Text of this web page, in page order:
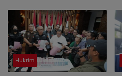
Hukrim